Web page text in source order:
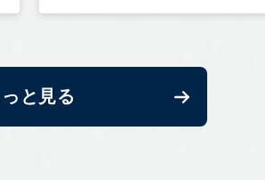
と見る